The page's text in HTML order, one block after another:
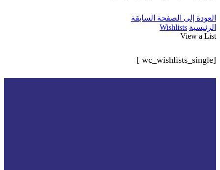
العودة إلى الصفحة السابقة
الرئيسية Wishlists
View a List
[wc_wishlists_single ]